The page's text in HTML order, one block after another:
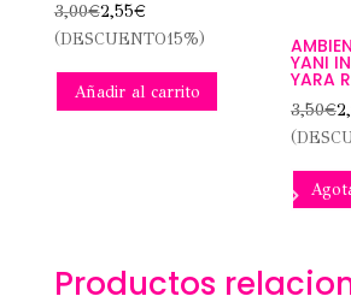
3,00€2,55€
(DESCUENTO15%)
Añadir al carrito
YANI
YARA
3,50€
Productos